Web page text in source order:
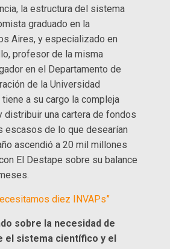
la estructura del sistema
graduado en la
Aires, y especializado en
profesor de la misma
en el Departamento de
de la Universidad
a su cargo la compleja
distribuir una cartera de fondos
escasos de lo que desearían
ascendió a 20 mil millones
El Destape sobre su balance
diez INVAPs”
sobre la necesidad de
sistema científico y el